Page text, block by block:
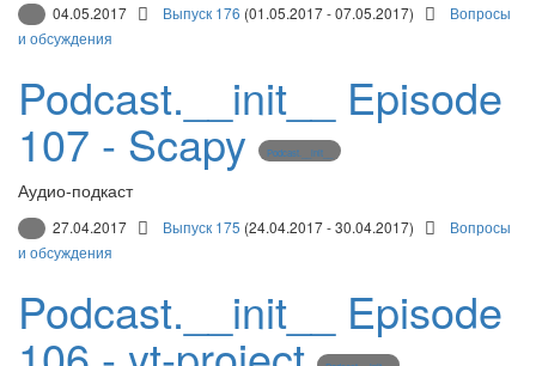
04.05.2017 Выпуск 176 (01.05.2017 - 07.05.2017)
Вопросы
и обсуждения
Podcast.__init__ Episode
107 - Scapy Podcast.__init__
Аудио-подкаст
27.04.2017 Выпуск 175 (24.04.2017 - 30.04.2017)
Вопросы
и обсуждения
Podcast.__init__ Episode